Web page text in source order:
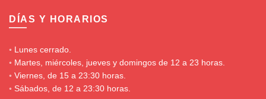
DÍAS Y HORARIOS
◦ Lunes cerrado.
◦ Martes, miércoles, jueves y domingos de 12 a 23 horas.
◦ Viernes, de 15 a 23:30 horas.
◦ Sábados, de 12 a 23:30 horas.